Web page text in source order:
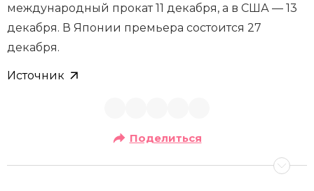
международный прокат 11 декабря, а в США — 13
декабря. В Японии премьера состоится 27
декабря.
Источник
Поделиться